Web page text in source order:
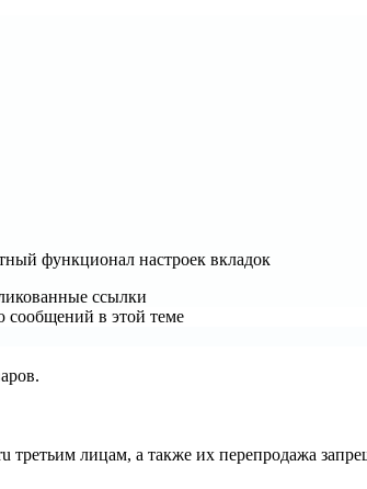
функционал настроек вкладок
ссылки
сообщений в этой теме
третьим лицам, а также их перепродажа